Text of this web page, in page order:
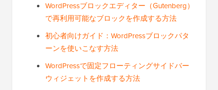
WordPressブロックエディター（Gutenberg）
で再利用可能なブロックを作成する方法
初心者向けガイド：WordPressブロックパタ
ーンを使いこなす方法
WordPressで固定フローティングサイドバー
ウィジェットを作成する方法